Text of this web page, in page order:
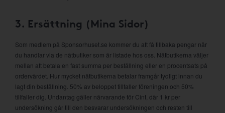
3. Ersättning (Mina Sidor)
Som medlem på Sponsorhuset.se kommer du att få tillbaka pengar när
du handlar via de nätbutiker som är listade hos oss. Nätbutikerna väljer
mellan att betala en fast summa per beställning eller en procentsats på
ordervärdet. Hur mycket nätbutikerna betalar framgår tydligt innan du
lagt din beställning. 50% av beloppet tillfaller föreningen och 50%
tillfaller dig. Undantag gäller närvarande för Cint, där 1 kr per
undersökning går till den besvarar undersökningen och resten till